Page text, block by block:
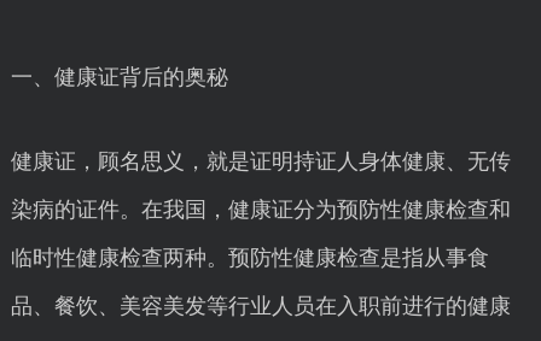
一、健康证背后的奥秘
健康证，顾名思义，就是证明持证人身体健康、无传
染病的证件。在我国，健康证分为预防性健康检查和
临时性健康检查两种。预防性健康检查是指从事食
品、餐饮、美容美发等行业人员在入职前进行的健康